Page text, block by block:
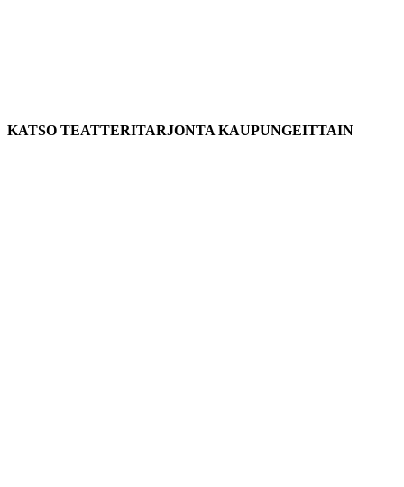
KATSO TEATTERITARJONTA KAUPUNGEITTAIN